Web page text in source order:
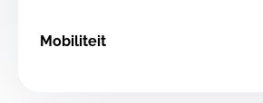
Mobiliteit